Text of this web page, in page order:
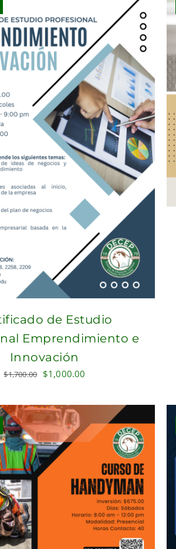
de Estudio
Emprendimiento e
Innovación
$1,700.00 Original
was:
$1,700.00.
$1,000.00
is:
$1,000.00.